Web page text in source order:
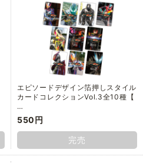
エピソードデザイン箔押しスタイル
カードコレクションVol.3全10種【
…
550円
完売